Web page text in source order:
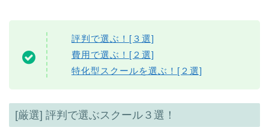
評判で選ぶ！[３選]
費用で選ぶ！[２選]
特化型スクールを選ぶ！[２選]
[厳選] 評判で選ぶスクール３選！